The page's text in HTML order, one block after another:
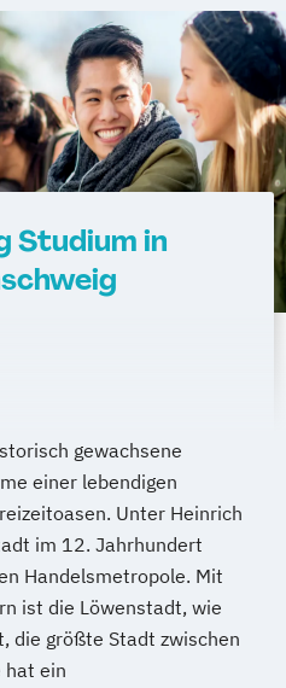
Studium in
gewachsene
einer lebendigen
Unter Heinrich
im 12. Jahrhundert
Handelsmetropole. Mit
ist die Löwenstadt, wie
die größte Stadt zwischen
hat ein